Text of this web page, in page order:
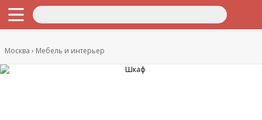
Москва Мебель и интерьер